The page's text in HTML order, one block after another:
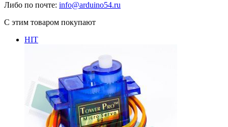
Либо по почте: info@arduino54.ru
С этим товаром покупают
HIT